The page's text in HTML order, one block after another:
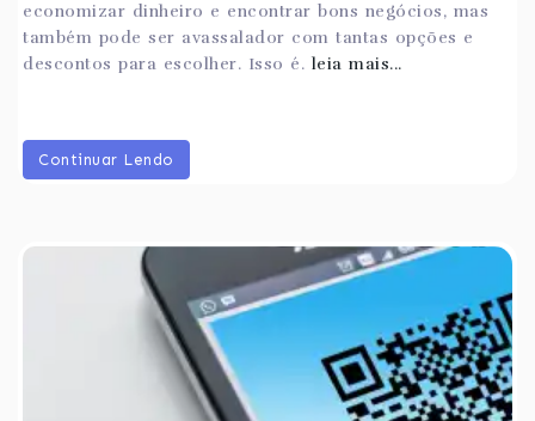
economizar dinheiro e encontrar bons negócios, mas
também pode ser avassalador com tantas opções e
descontos para escolher. Isso é. leia mais...
Continuar Lendo